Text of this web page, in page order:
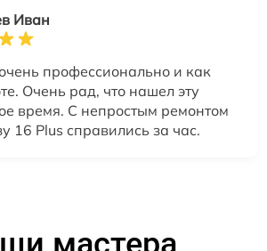
Иван
профессионально и как
Очень рад, что нашел эту
время. С непростым ремонтом
16 Plus справились за час.